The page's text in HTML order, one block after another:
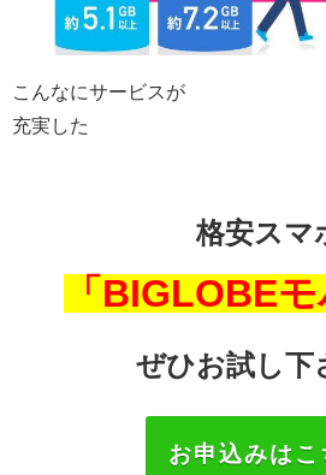
こんなにサービスが
充実した
格安スマ
「BIGLOBEモ
ぜひお試し下
お申込みはこ